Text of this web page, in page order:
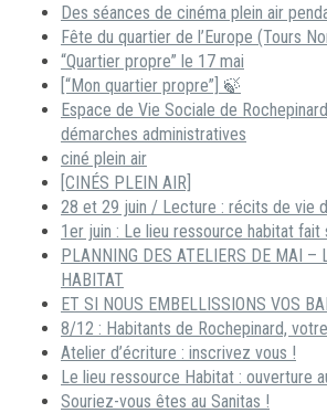
Des séances de cinéma plein air
Fête du quartier de l’Europe (Tours
“Quartier propre” le 17 mai
[“Mon quartier propre”] 🍃
Espace de Vie Sociale de
démarches administratives
ciné plein air
[CINÉS PLEIN AIR]
28 et 29 juin / Lecture : récits de vie
1er juin : Le lieu ressource habitat fait
PLANNING DES ATELIERS DE MAI –
HABITAT
ET SI NOUS EMBELLISSIONS VOS
8/12 : Habitants de Rochepinard,
Atelier d’écriture : inscrivez vous !
Le lieu ressource Habitat : ouverture
Souriez-vous êtes au Sanitas !